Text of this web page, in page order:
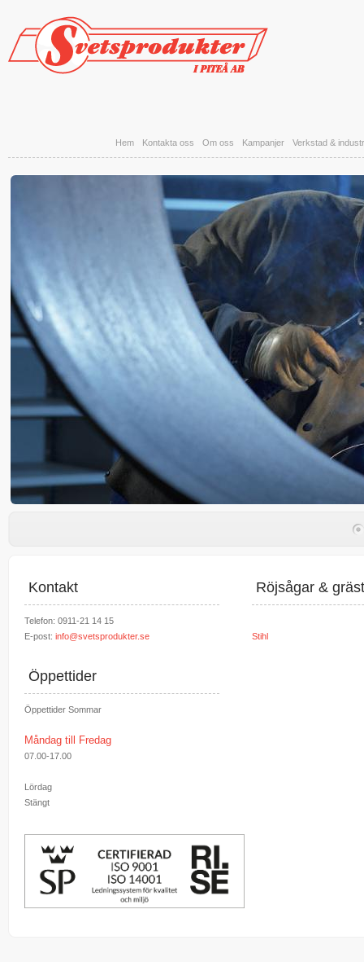
Hem Kontakta oss Om oss Kampanjer Verkstad &
Kontakt
Telefon: 0911-21 14 15
E-post: info@svetsprodukter.se
Öppettider
Öppettider Sommar
Måndag till Fredag
07.00-17.00
Lördag
Stängt
Röjsågar &
Stihl